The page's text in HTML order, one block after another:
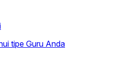
tipe Guru Anda